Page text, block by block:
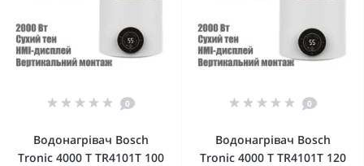
0
Водонагрівач Bosch
Tronic 4000 T TR4101T 100
0
Водонагрівач Bosch
Tronic 4000 T TR4101T 120